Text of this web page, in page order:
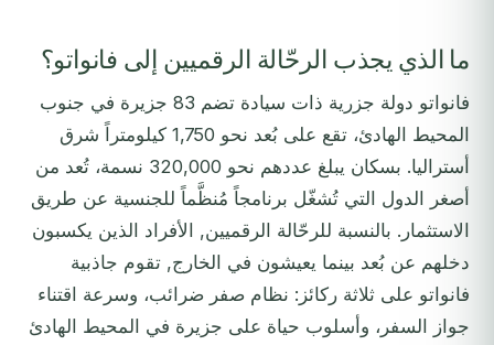
ما الذي يجذب الرحّالة الرقميين إلى فانواتو؟
فانواتو دولة جزرية ذات سيادة تضم 83 جزيرة في جنوب
المحيط الهادئ، تقع على بُعد نحو 1,750 كيلومتراً شرق
أستراليا. بسكان يبلغ عددهم نحو 320,000 نسمة، تُعد من
أصغر الدول التي تُشغّل برنامجاً مُنظَّماً للجنسية عن طريق
الاستثمار. بالنسبة للرحّالة الرقميين, الأفراد الذين يكسبون
دخلهم عن بُعد بينما يعيشون في الخارج, تقوم جاذبية
فانواتو على ثلاثة ركائز: نظام صفر ضرائب، وسرعة اقتناء
جواز السفر، وأسلوب حياة على جزيرة في المحيط الهادئ